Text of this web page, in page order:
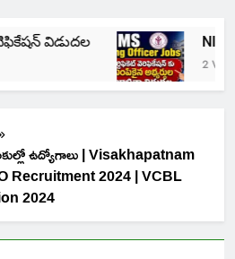
విడుదల NIMS
2 Weeks
ఉద్యోగాలు | Visakhapatnam
Recruitment 2024 | VCBL
2024